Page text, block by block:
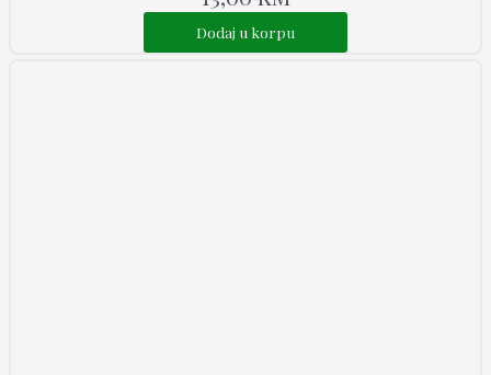
Dodaj u korpu